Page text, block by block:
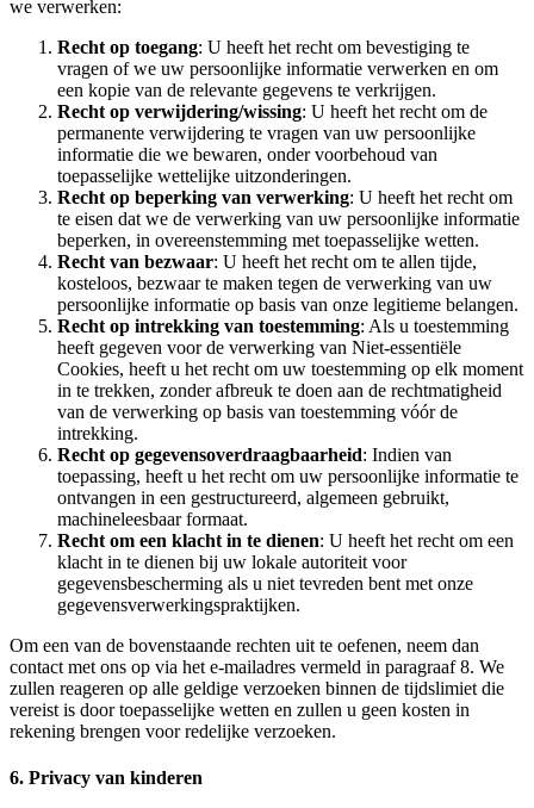
we verwerken:
Recht op toegang: U heeft het recht om bevestiging te
vragen of we uw persoonlijke informatie verwerken en om
een kopie van de relevante gegevens te verkrijgen.
Recht op verwijdering/wissing: U heeft het recht om de
permanente verwijdering te vragen van uw persoonlijke
informatie die we bewaren, onder voorbehoud van
toepasselijke wettelijke uitzonderingen.
Recht op beperking van verwerking: U heeft het recht om
te eisen dat we de verwerking van uw persoonlijke informatie
beperken, in overeenstemming met toepasselijke wetten.
Recht van bezwaar: U heeft het recht om te allen tijde,
kosteloos, bezwaar te maken tegen de verwerking van uw
persoonlijke informatie op basis van onze legitieme belangen.
Recht op intrekking van toestemming: Als u toestemming
heeft gegeven voor de verwerking van Niet‑essentiële
Cookies, heeft u het recht om uw toestemming op elk moment
in te trekken, zonder afbreuk te doen aan de rechtmatigheid
van de verwerking op basis van toestemming vóór de
intrekking.
Recht op gegevensoverdraagbaarheid: Indien van
toepassing, heeft u het recht om uw persoonlijke informatie te
ontvangen in een gestructureerd, algemeen gebruikt,
machineleesbaar formaat.
Recht om een klacht in te dienen: U heeft het recht om een
klacht in te dienen bij uw lokale autoriteit voor
gegevensbescherming als u niet tevreden bent met onze
gegevensverwerkingspraktijken.
Om een van de bovenstaande rechten uit te oefenen, neem dan
contact met ons op via het e‑mailadres vermeld in paragraaf 8. We
zullen reageren op alle geldige verzoeken binnen de tijdslimiet die
vereist is door toepasselijke wetten en zullen u geen kosten in
rekening brengen voor redelijke verzoeken.
6. Privacy van kinderen